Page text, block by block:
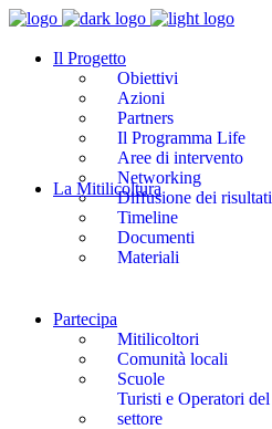
Il Progetto
Obiettivi
Azioni
Partners
Il Programma Life
Aree di intervento
Networking
Diffusione dei risultati
Timeline
Documenti
Materiali
La Mitilicoltura
Partecipa
Mitilicoltori
Comunità locali
Scuole
Turisti e Operatori del
settore